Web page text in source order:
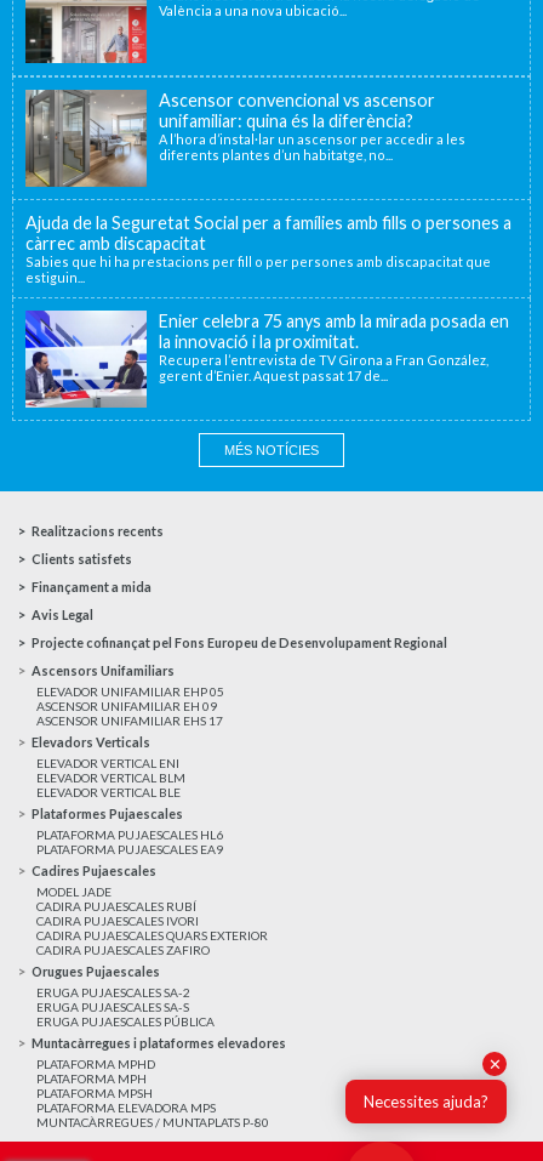
València a una nova ubicació...
Ascensor convencional vs ascensor
unifamiliar: quina és la diferència?
A l’hora d’instal·lar un ascensor per accedir a les
diferents plantes d’un habitatge, no...
Ajuda de la Seguretat Social per a famílies amb fills o persones a
càrrec amb discapacitat
Sabies que hi ha prestacions per fill o per persones amb discapacitat que
estiguin...
Enier celebra 75 anys amb la mirada posada en
la innovació i la proximitat.
Recupera l’entrevista de TV Girona a Fran González,
gerent d’Enier. Aquest passat 17 de...
MÉS NOTÍCIES
Realitzacions recents
Clients satisfets
Finançament a mida
Avis Legal
Projecte cofinançat pel Fons Europeu de Desenvolupament Regional
Ascensors Unifamiliars
ELEVADOR UNIFAMILIAR EHP 05
ASCENSOR UNIFAMILIAR EH 09
ASCENSOR UNIFAMILIAR EHS 17
Elevadors Verticals
ELEVADOR VERTICAL ENI
ELEVADOR VERTICAL BLM
ELEVADOR VERTICAL BLE
Plataformes Pujaescales
PLATAFORMA PUJAESCALES HL6
PLATAFORMA PUJAESCALES EA9
Cadires Pujaescales
MODEL JADE
CADIRA PUJAESCALES RUBÍ
CADIRA PUJAESCALES IVORI
CADIRA PUJAESCALES QUARS EXTERIOR
CADIRA PUJAESCALES ZAFIRO
Orugues Pujaescales
ERUGA PUJAESCALES SA-2
ERUGA PUJAESCALES SA-S
ERUGA PUJAESCALES PÚBLICA
Muntacàrregues i plataformes elevadores
PLATAFORMA MPHD
PLATAFORMA MPH
PLATAFORMA MPSH
PLATAFORMA ELEVADORA MPS
MUNTACÀRREGUES / MUNTAPLATS P-80
✕
Necessites ajuda?